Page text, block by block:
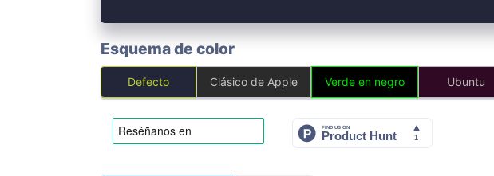
Esquema de color
Defecto Clásico de Apple Verde en negro Ubuntu